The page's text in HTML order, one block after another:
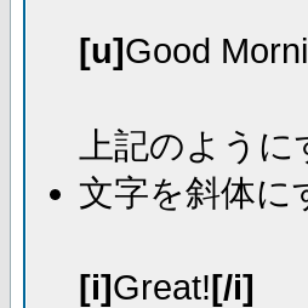
[u]Good
上記のよう
文字を斜体に
[i]Great![/i]